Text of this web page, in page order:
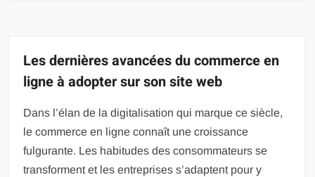
Les dernières avancées du commerce en
ligne à adopter sur son site web
Dans l’élan de la digitalisation qui marque ce siècle,
le commerce en ligne connaît une croissance
fulgurante. Les habitudes des consommateurs se
transforment et les entreprises s’adaptent pour y